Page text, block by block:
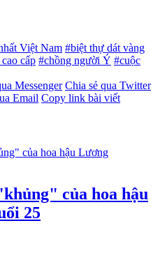
Việt Nam #biệt thự dát vàng
cấp #chồng người Ý #cuộc
Messenger Chia sẻ qua Twitter
Email Copy link bài viết
của hoa hậu
25